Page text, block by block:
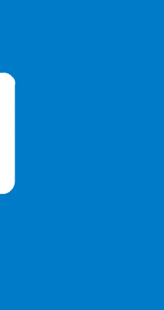
nou eigenlijk zo
op die vragen,
bij het begin.
ik woon
Gevangenismuseum,
naar 1815.
bij Waterloo.